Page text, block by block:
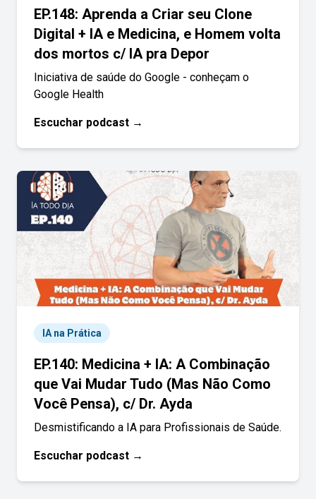
EP.148: Aprenda a Criar seu Clone
Digital + IA e Medicina, e Homem volta
dos mortos c/ IA pra Depor
Iniciativa de saúde do Google - conheçam o
Google Health
Escuchar podcast →
IA na Prática
EP.140: Medicina + IA: A Combinação
que Vai Mudar Tudo (Mas Não Como
Você Pensa), c/ Dr. Ayda
Desmistificando a IA para Profissionais de Saúde.
Escuchar podcast →